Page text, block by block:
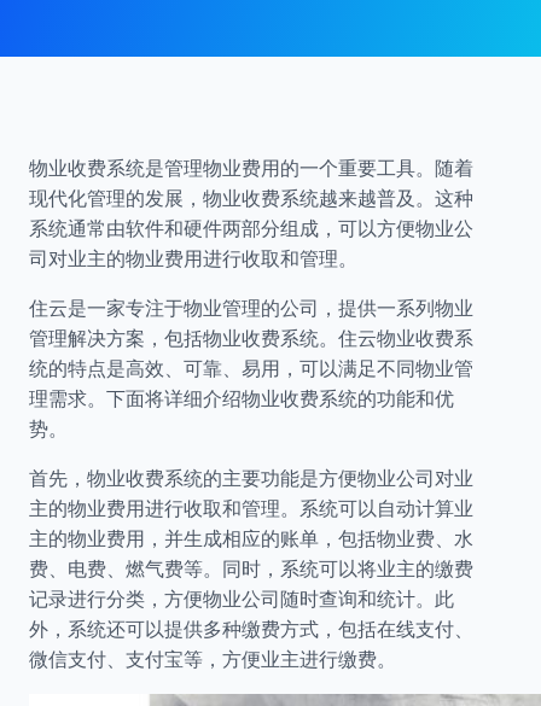
物业收费系统是管理物业费用的一个重要工具。随着
现代化管理的发展，物业收费系统越来越普及。这种
系统通常由软件和硬件两部分组成，可以方便物业公
司对业主的物业费用进行收取和管理。
住云是一家专注于物业管理的公司，提供一系列物业
管理解决方案，包括物业收费系统。住云物业收费系
统的特点是高效、可靠、易用，可以满足不同物业管
理需求。下面将详细介绍物业收费系统的功能和优
势。
首先，物业收费系统的主要功能是方便物业公司对业
主的物业费用进行收取和管理。系统可以自动计算业
主的物业费用，并生成相应的账单，包括物业费、水
费、电费、燃气费等。同时，系统可以将业主的缴费
记录进行分类，方便物业公司随时查询和统计。此
外，系统还可以提供多种缴费方式，包括在线支付、
微信支付、支付宝等，方便业主进行缴费。